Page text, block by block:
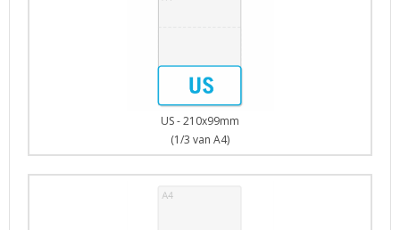
US - 210x99mm
(1/3 van A4)